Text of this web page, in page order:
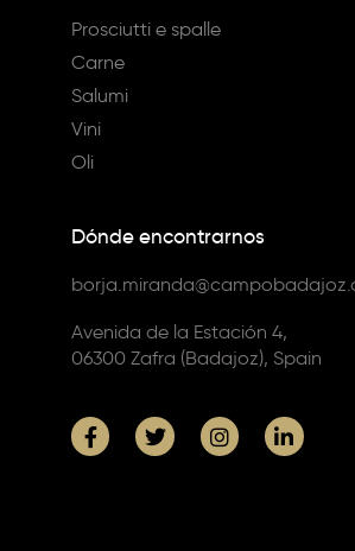
Prosciutti e spalle
Carne
Salumi
Vini
Oli
Dónde encontrarnos
Avenida de la Estación 4,
06300 Zafra (Badajoz), Spain